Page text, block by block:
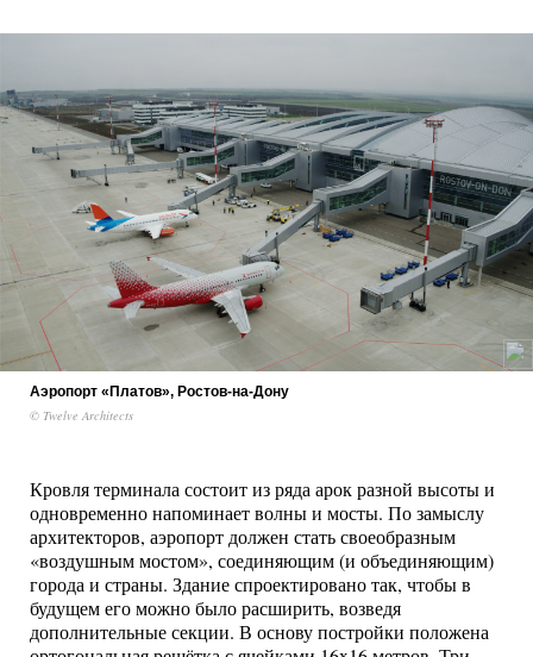
Аэропорт «Платов», Ростов-на-Дону
© Twelve Architects
Кровля терминала состоит из ряда арок разной высоты и
одновременно напоминает волны и мосты. По замыслу
архитекторов, аэропорт должен стать своеобразным
«воздушным мостом», соединяющим (и объединяющим)
города и страны. Здание спроектировано так, чтобы в
будущем его можно было расширить, возведя
дополнительные секции. В основу постройки положена